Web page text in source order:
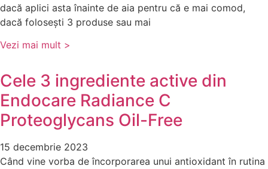
dacă aplici asta înainte de aia pentru că e mai comod,
dacă folosești 3 produse sau mai
Vezi mai mult >
Cele 3 ingrediente active din
Endocare Radiance C
Proteoglycans Oil-Free
15 decembrie 2023
Când vine vorba de încorporarea unui antioxidant în rutina